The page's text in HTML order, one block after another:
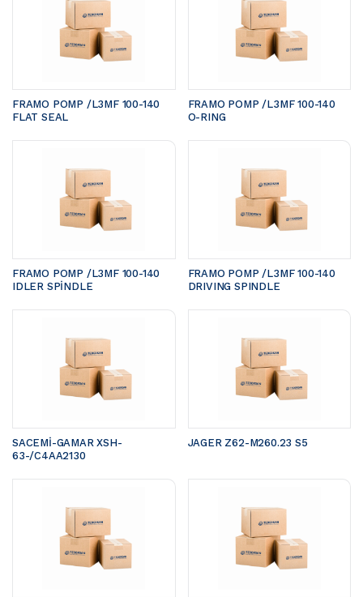
FRAMO POMP /L3MF 100-140
FLAT SEAL
FRAMO POMP /L3MF 100-140
O-RING
FRAMO POMP /L3MF 100-140
IDLER SPİNDLE
FRAMO POMP /L3MF 100-140
DRIVING SPINDLE
SACEMİ-GAMAR XSH-
63-/C4AA2130
JAGER Z62-M260.23 S5